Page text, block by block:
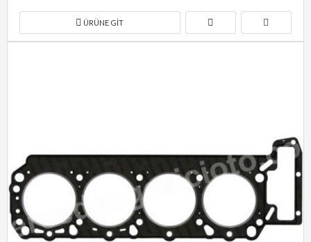
ÜRÜNE GIT